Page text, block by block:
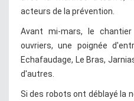
acteurs de la prévention.
Avant mi-mars, le
ouvriers, une poignée
Echafaudage, Le Bras,
d'autres.
Si des robots ont déblayé la